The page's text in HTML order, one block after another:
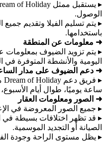
الوصول.
▸ يتم تسليم الفيلا وتقديم جميع
باستخدامها.
➜ معلومات عن المنطقة
▸ يتم تزويد الضيوف
اليومية والأنشطة المتوفرة في
➜ دعم الضيوف على مدار
ساعة يوميًا، طوال أيام
➜ الصور ومعلومات العقار
▸ جميع الصور المعروضة في
▸ قد تظهر اختلافات بسيطة في
الصيانة أو التجديد الموسمية.
▸ يظل مستوى الراحة وجودة